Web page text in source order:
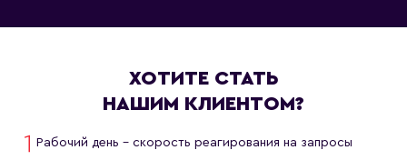
ХОТИТЕ СТАТЬ
НАШИМ КЛИЕНТОМ?
Рабочий день - скорость реагирования на запросы